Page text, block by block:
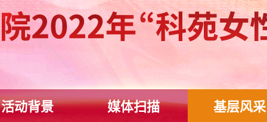
活动背景 媒体扫描 基层风采